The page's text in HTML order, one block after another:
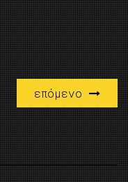
επόμενο